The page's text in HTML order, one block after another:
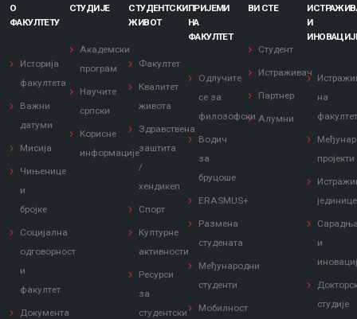
О
ФАКУЛТЕТУ
Историја
факултета
Важни
датуми
Мисија
Чињенице
и
бројке
Социјална
одговорност
и
факултет
Документа
СТУДИЈЕ
Академски
програм
Научите
српски
Корисне
информације
СТУДЕНТСКИ
ЖИВОТ
Факултет
Квалитет
живота
Здравствена
заштита
/
хендикеп
Спорт
Културне
активности
Ресурси
за
студентски
ПРИЈЕМИ
НА
ФАКУЛТЕТ
Одлучите
се за
филозофски
Водич
за
бруцоше
ERASMUS+
Размена
студената
Међународни
студенти
Мобилност
ВИ СТЕ
Студент
Истраживач
Партнер
Алумни
И
на
пројекти
јединице
и
студије